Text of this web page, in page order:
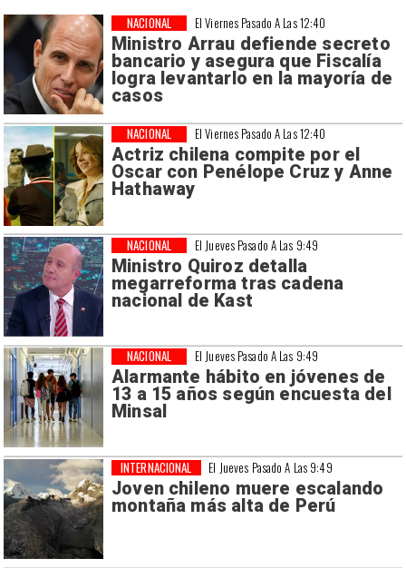
El Viernes Pasado A Las 12:40
Ministro Arrau defiende secreto
bancario y asegura que Fiscalía
logra levantarlo en la mayoría de
casos
NACIONAL
El Viernes Pasado A Las 12:40
Actriz chilena compite por el
Oscar con Penélope Cruz y Anne
Hathaway
NACIONAL
El Jueves Pasado A Las 9:49
Ministro Quiroz detalla
megarreforma tras cadena
nacional de Kast
NACIONAL
El Jueves Pasado A Las 9:49
Alarmante hábito en jóvenes de
13 a 15 años según encuesta del
Minsal
NACIONAL
El Jueves Pasado A Las 9:49
Joven chileno muere escalando
montaña más alta de Perú
INTERNACIONAL